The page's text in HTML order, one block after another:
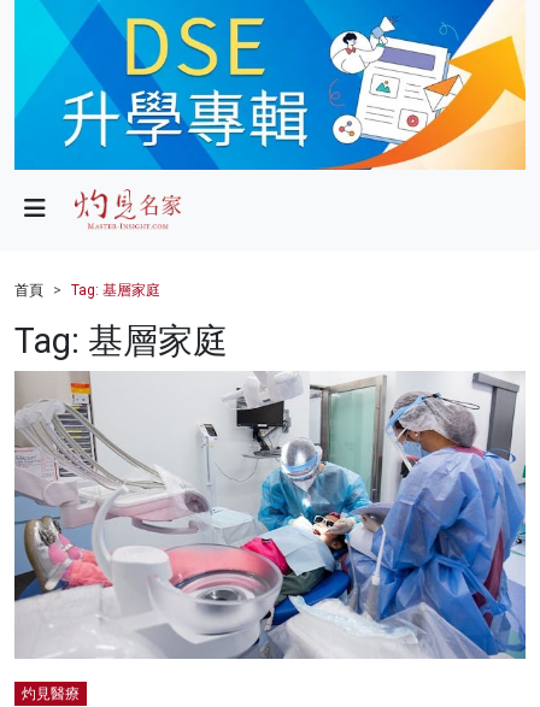
政局
財經
健康
商業
科技
影片
名家榜
灼見活動
首頁 Tag: 基層家庭
Tag: 基層家庭
灼見醫療